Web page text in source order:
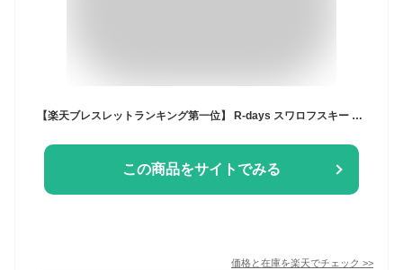
【楽天ブレスレットランキング第一位】 R-days スワロフスキー コード ブレスレット ブレスレット マグネットクラスプ 高見え S M L LL アクセサリー レディース
この商品をサイトでみる
価格と在庫を楽天でチェック >>